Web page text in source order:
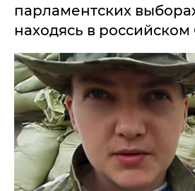
парламентских
находясь в